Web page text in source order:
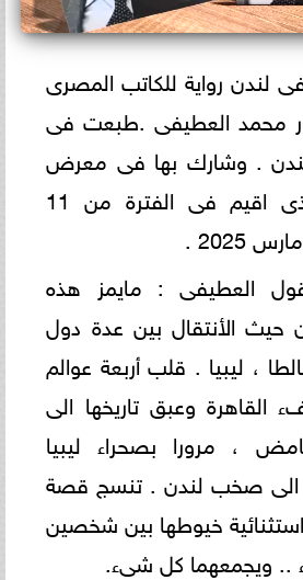
لندن رواية للكاتب المصرى
محمد العطيفى .طبعت فى
. وشارك بها فى معرض
لندن للكتاب الذى اقيم فى الفترة من 11
العطيفى : مايمز هذه
حيث الأنتقال بين عدة دول
، ليبيا . قلب أربعة عوالم
القاهرة وعبق تاريخها الى
، مرورا بصحراء ليبيا
الى صخب لندن . تنسج قصة
خيوطها بين شخصين
.. ويجمعهما كل شىء.